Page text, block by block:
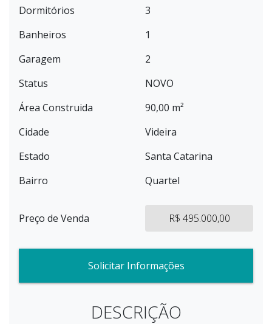
Dormitórios
3
Banheiros
1
Garagem
2
Status
NOVO
Área Construida
90,00 m²
Cidade
Videira
Estado
Santa Catarina
Bairro
Quartel
Preço de Venda R$ 495.000,00
Solicitar Informações
DESCRIÇÃO